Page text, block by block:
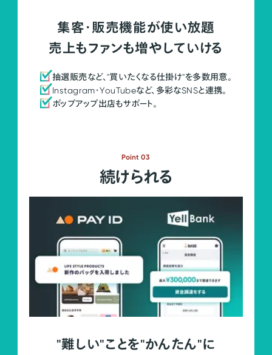
集客・販売機能が使い放題
売上もファンも増やしていける
抽選販売など、"買いたくなる仕掛け"を多数用意。
Instagram・YouTubeなど、多彩なSNSと連携。
ポップアップ出店もサポート。
Point 03
続けられる
"難しい"ことを"かんたん"に